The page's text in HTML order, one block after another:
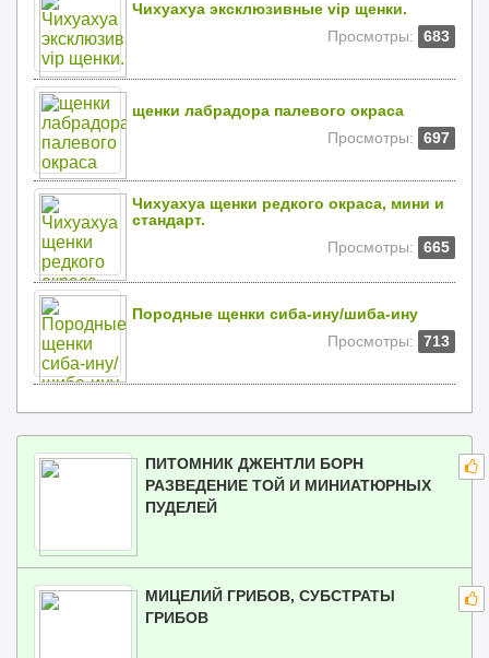
Чихуахуа эксклюзивные vip щенки.
Просмотры:
683
щенки лабрадора палевого окраса
Просмотры:
697
Чихуахуа щенки редкого окраса, мини и
стандарт.
Просмотры:
665
Породные щенки сиба-ину/шиба-ину
Просмотры:
713
ПИТОМНИК ДЖЕНТЛИ БОРН
РАЗВЕДЕНИЕ ТОЙ И МИНИАТЮРНЫХ
ПУДЕЛЕЙ
МИЦЕЛИЙ ГРИБОВ, СУБСТРАТЫ
ГРИБОВ